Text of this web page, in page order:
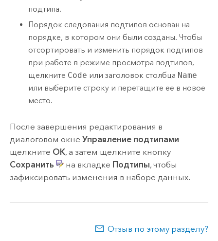
подтипа.
Порядок следования подтипов основан на
порядке, в котором они были созданы. Чтобы
отсортировать и изменить порядок подтипов
при работе в режиме просмотра подтипов,
щелкните Code или заголовок столбца Name
или выберите строку и перетащите ее в новое
место.
После завершения редактирования в
диалоговом окне Управление подтипами
щелкните ОК, а затем щелкните кнопку
Сохранить
на вкладке Подтипы, чтобы
зафиксировать изменения в наборе данных.
Отзыв по этому разделу?